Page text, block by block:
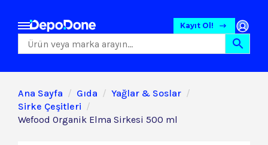
Kayıt Ol!
Ana Sayfa Gıda
Yağlar & Soslar
Sirke Çeşitleri
Wefood Organik Elma Sirkesi 500 ml